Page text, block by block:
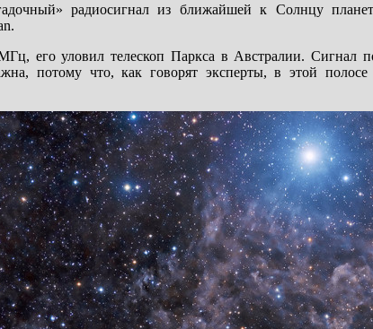
радиосигнал из ближайшей к Солнцу
его уловил телескоп Паркса в Австралии. Сигнал
потому что, как говорят эксперты, в этой